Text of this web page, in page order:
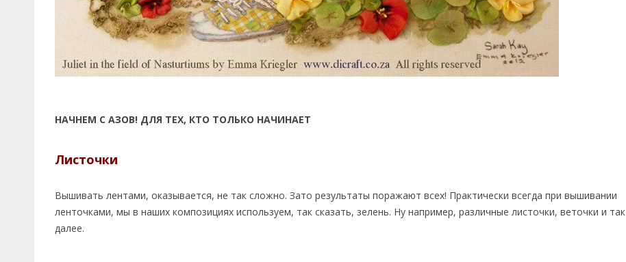
НАЧНЕМ С АЗОВ! ДЛЯ ТЕХ, КТО ТОЛЬКО НАЧИНАЕТ
Листочки
Вышивать лентами, оказывается, не так сложно. Зато результаты поражают всех! Практически всегда при вышивании
ленточками, мы в наших композициях используем, так сказать, зелень. Ну например, различные листочки, веточки и так
далее.